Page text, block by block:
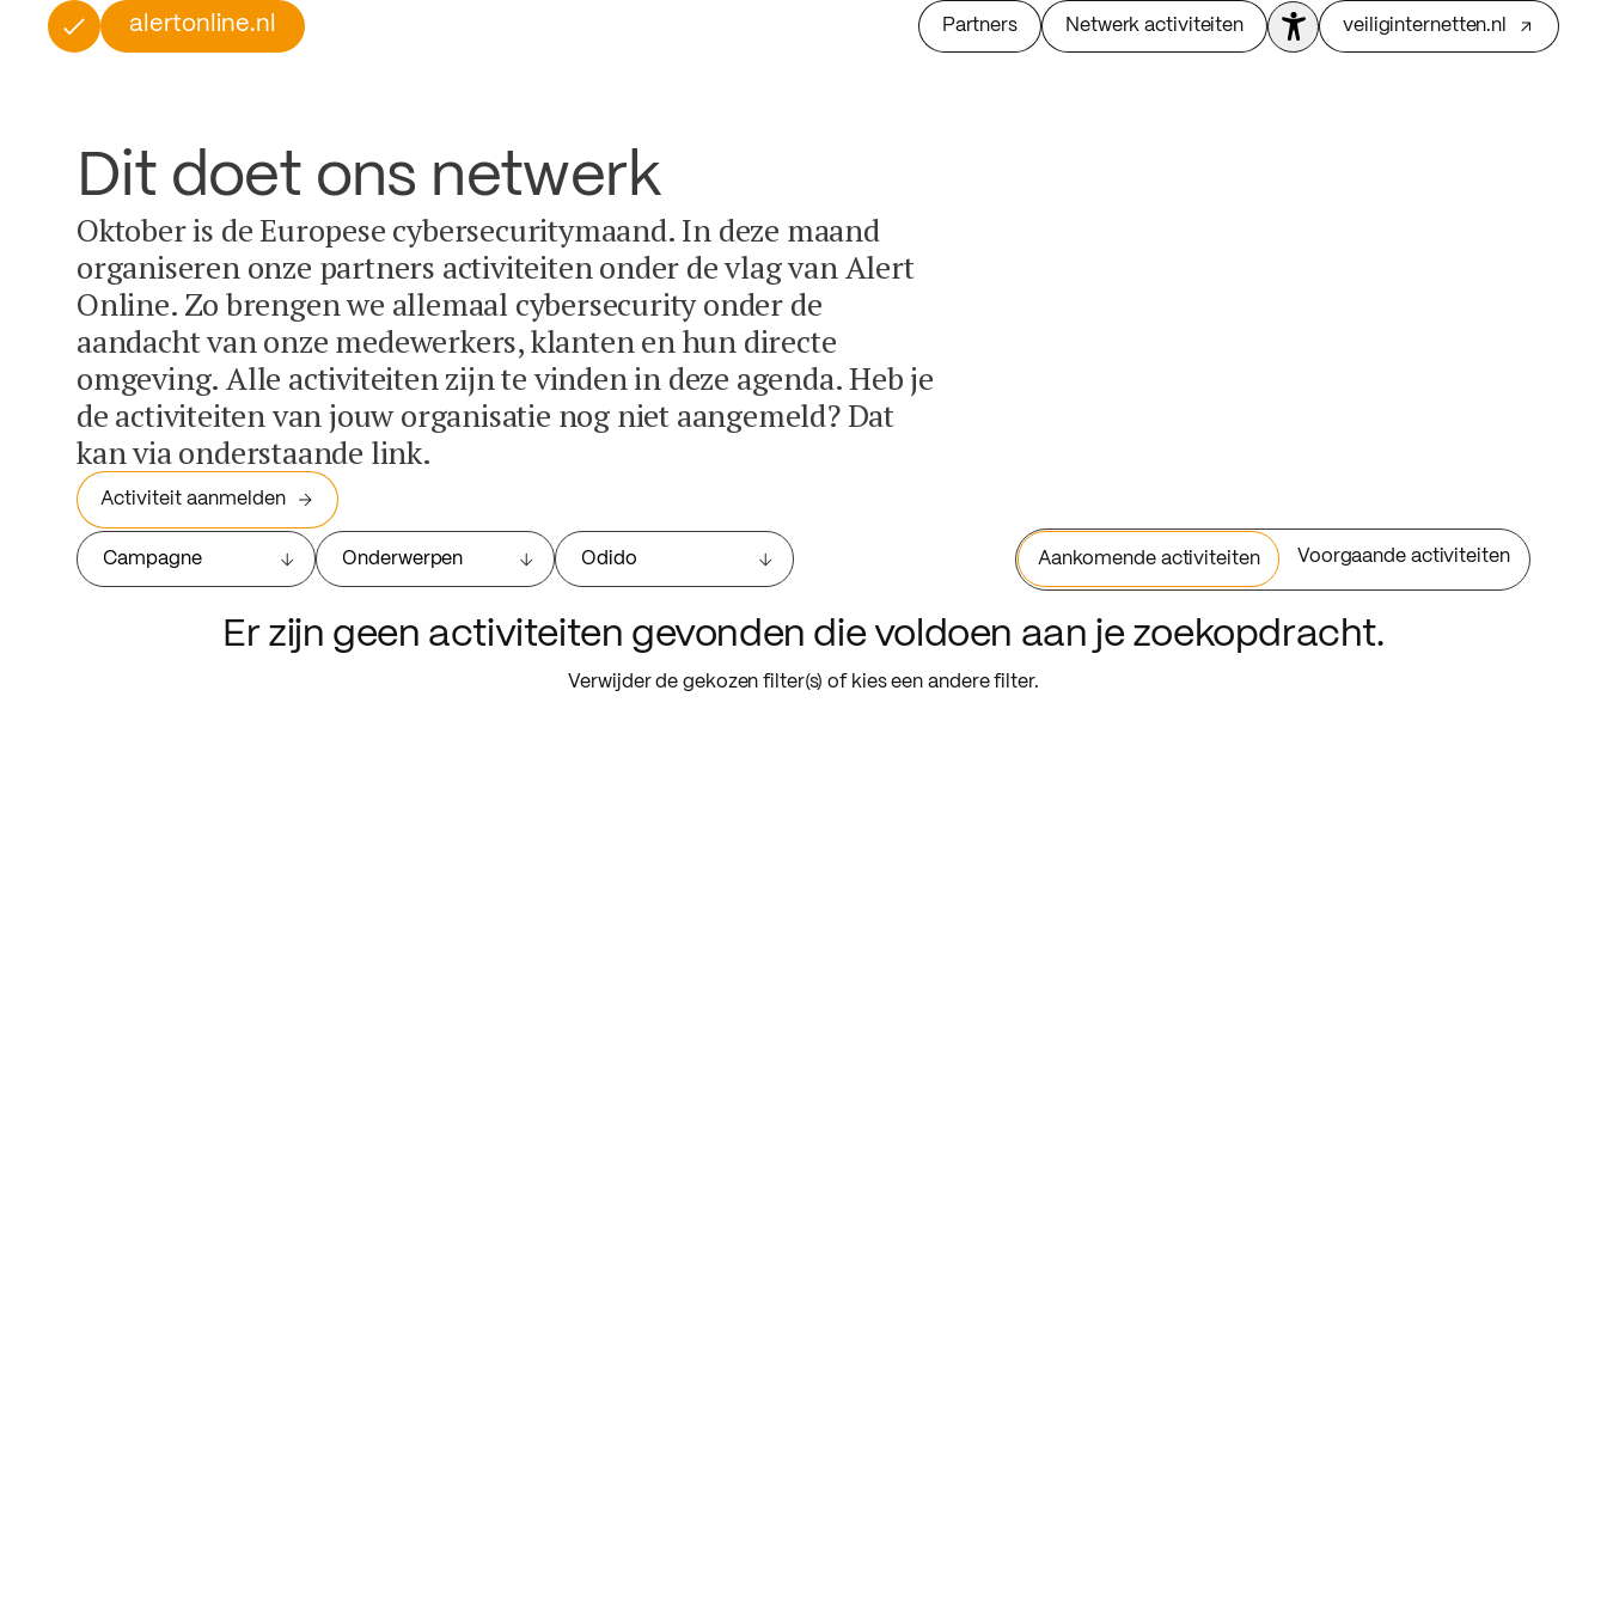
alertonline.nl Partners Netwerk activiteiten veiliginternetten.nl
Dit doet ons netwerk
Oktober is de Europese cybersecuritymaand. In deze maand
organiseren onze partners activiteiten onder de vlag van Alert
Online. Zo brengen we allemaal cybersecurity onder de
aandacht van onze medewerkers, klanten en hun directe
omgeving. Alle activiteiten zijn te vinden in deze agenda. Heb je
de activiteiten van jouw organisatie nog niet aangemeld? Dat
kan via onderstaande link.
Activiteit aanmelden
Campagne Onderwerpen Odido Aankomende activiteiten Voorgaande activiteiten
Er zijn geen activiteiten gevonden die voldoen aan je zoekopdracht.
Verwijder de gekozen filter(s) of kies een andere filter.